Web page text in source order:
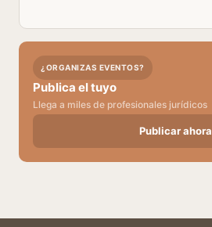
¿ORGANIZAS EVENTOS?
Publica el tuyo
Llega a miles de profesionales jurídicos
Publicar ahora